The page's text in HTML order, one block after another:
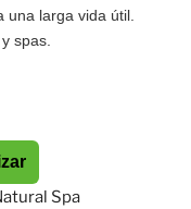
una larga vida útil.
spas.
Spa